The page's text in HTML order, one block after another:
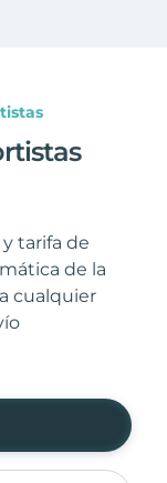
tarifa de
de la
cualquier